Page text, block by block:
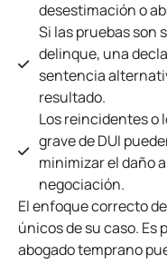
desestimación o
Si las pruebas son
delinque, una
sentencia
resultado.
Los reincidentes o
grave de DUI
minimizar el daño
negociación.
El enfoque correcto
únicos de su caso. Es
abogado temprano